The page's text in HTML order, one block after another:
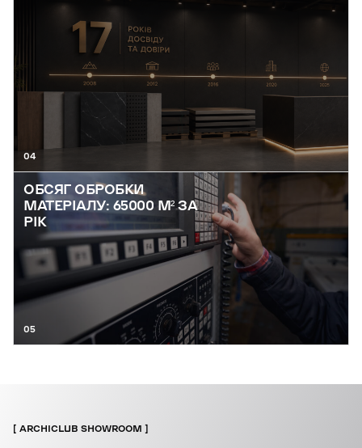
04
ОБСЯГ ОБРОБКИ
МАТЕРІАЛУ: 65000 М² ЗА
РІК
05
ARCHICLUB SHOWROOM